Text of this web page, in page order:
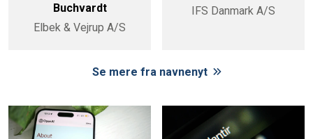
Buchvardt
Elbek & Vejrup A/S
IFS Danmark A/S
Se mere fra navnenyt